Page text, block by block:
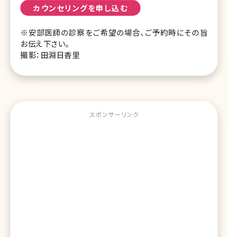
カウンセリングを申し込む
※安部医師の診察をご希望の場合、ご予約時にその旨
お伝え下さい。
撮影：田淵日香里
スポンサーリンク